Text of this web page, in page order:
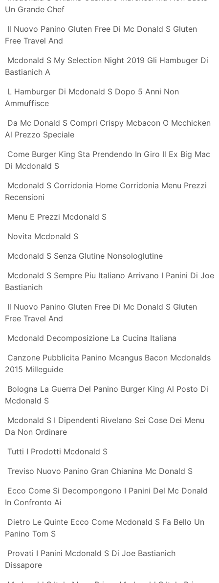
Suoi Panini A
Provati I Panini Mcdonald S Di Joe Bastianich
Dissapore
Mccharolais E Mcshrimp Da Mcdonald S I Nuovi Panini
Ispirati A
2 Mcmenu A Scelta Tra I Grandi Classici Mcdonald S
Groupon
Menu E Prezzi Mcdonald S
Mcdonald S Mcchicken A 1 Solo Euro Scontomaggio
Tutti I Prodotti Mcdonald S
Da Mcdonald S A Gran Richiesta Arriva Il Gran Crispy
Dissapore
Mac Menu Mcdonald S Indonesia Techvicadea Gq
Un Grande Chef
Free Travel And
Mcdonald S My Selection Night 2019 Gli Hambuger Di
Bastianich A
L Hamburger Di Mcdonald S Dopo 5 Anni Non
Ammuffisce
Da Mc Donald S Compri Crispy Mcbacon O Mcchicken
Al Prezzo Speciale
Come Burger King Sta Prendendo In Giro Il Ex Big Mac
Di Mcdonald S
Mcdonald S Corridonia Home Corridonia Menu Prezzi
Recensioni
Menu E Prezzi Mcdonald S
Novita Mcdonald S
Mcdonald S Senza Glutine Nonsologlutine